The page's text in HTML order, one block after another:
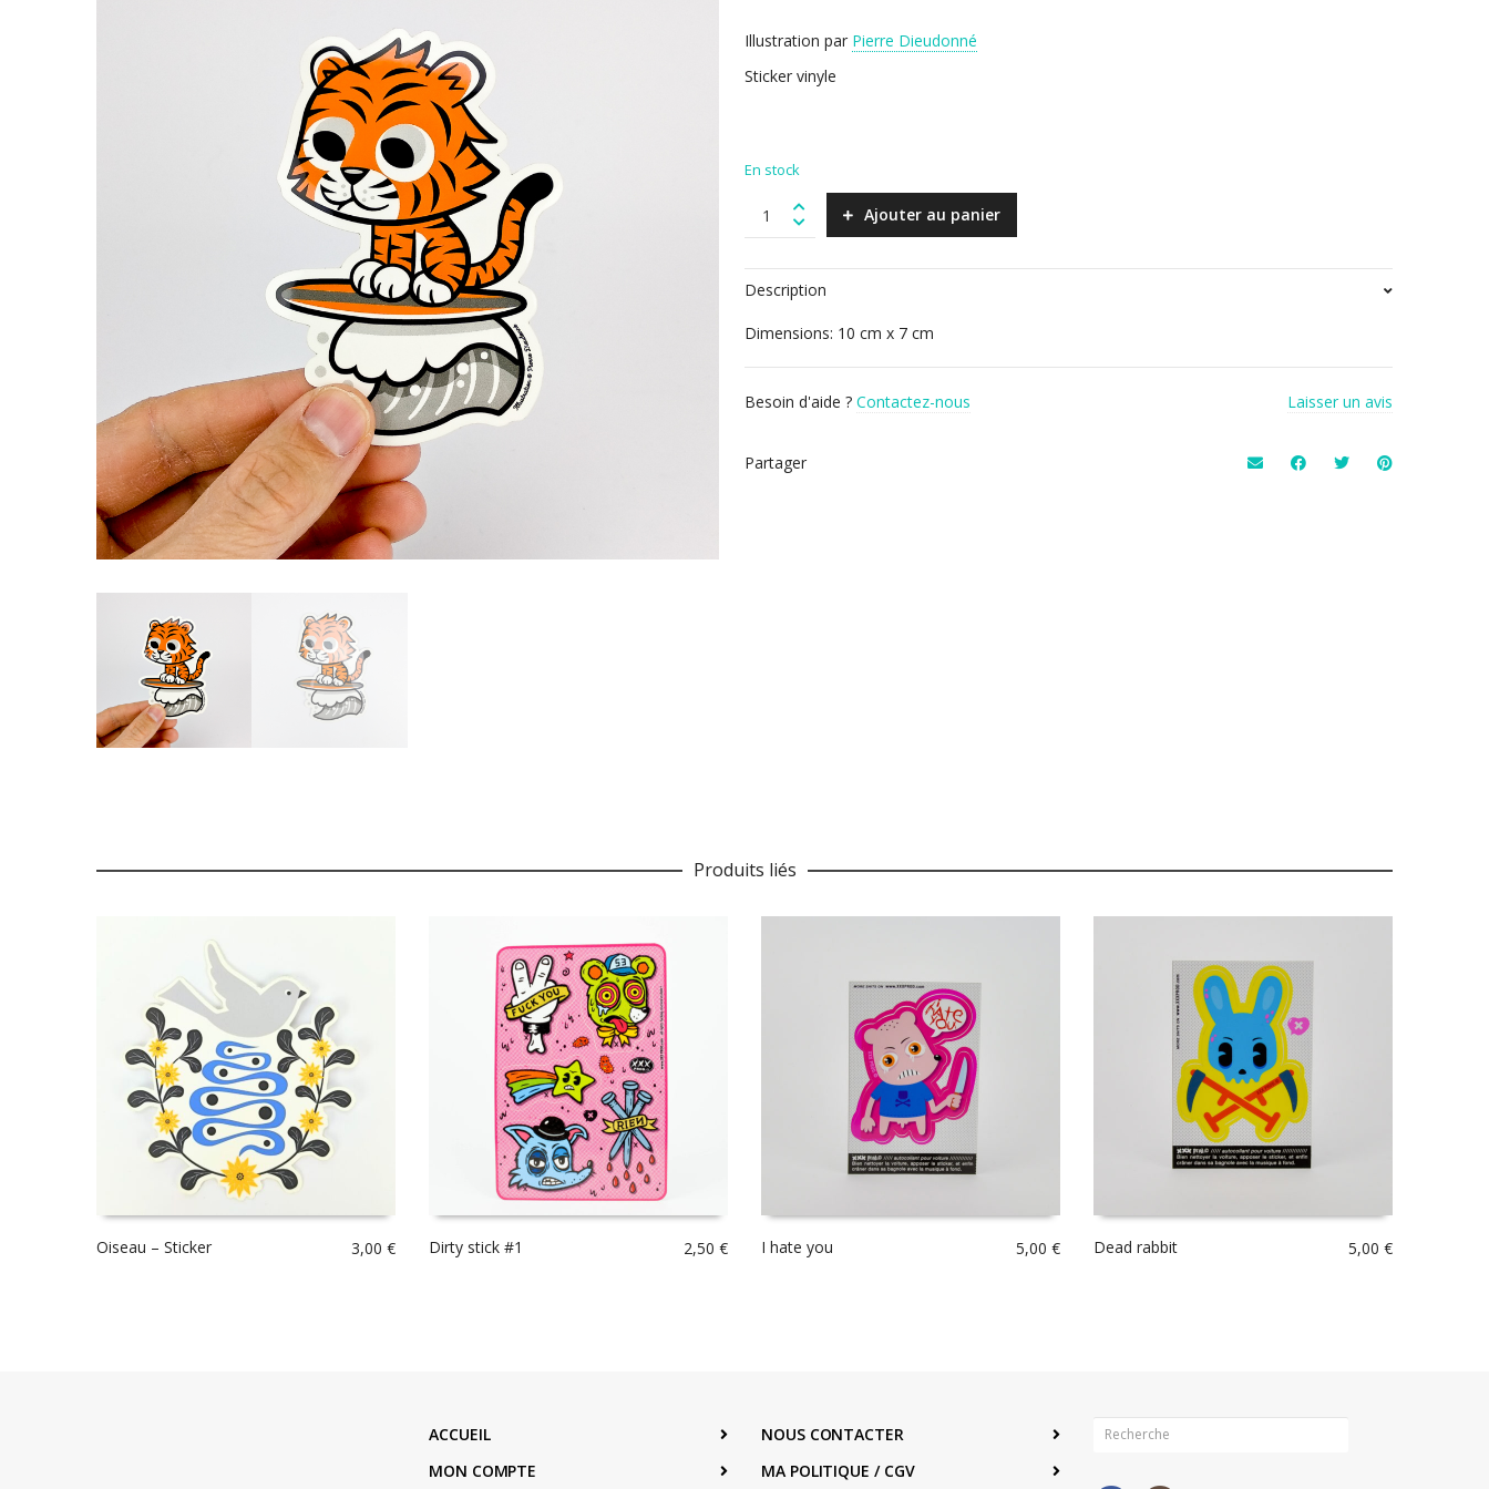
Illustration par Pierre Dieudonné
Sticker vinyle
En stock
Tiger
Autocollant
quantity
Ajouter au panier
Description
Dimensions: 10 cm x 7 cm
Besoin d'aide ? Contactez-nous Laisser un avis
Partager
Produits liés
Oiseau – Sticker 3,00 € Dirty stick #1 2,50 € I hate you 5,00 € Dead rabbit 5,00 €
ACCUEIL
MON COMPTE
NOUS CONTACTER
MA POLITIQUE / CGV